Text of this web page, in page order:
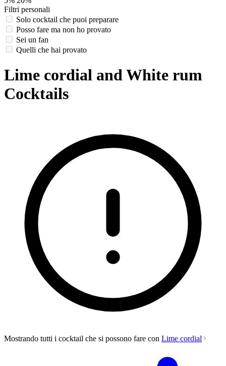
Filtri personali
Solo cocktail che puoi preparare
Posso fare ma non ho provato
Sei un fan
Quelli che hai provato
Lime cordial and White rum
Cocktails
Mostrando tutti i cocktail che si possono fare con Lime cordial